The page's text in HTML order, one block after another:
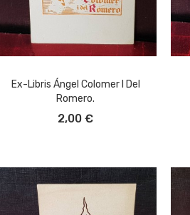
Ex-Libris Ángel Colomer I Del
Romero.
2,00 €